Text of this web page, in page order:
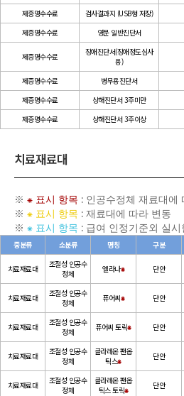
제증명수수료 검사결과지 (USB형 저장)
제증명수수료
영문 일반진단서
제증명수수료
장애진단서(장애정도심사
용)
제증명수수료 병무용진단서
제증명수수료
상해진단서 3주미만
제증명수수료
상해진단서 3주이상
치료재료대
※ ⁕ 표시 항목 : 인공수정체 재료대에
※ ⁕ 표시 항목 : 재료대에 따라 변동
※ ⁕ 표시 항목 : 급여 인정기준외 실
중분류 소분류 명칭 구분
치료재료대
조절성 인공수
정체
엘라나⁕ 단안
치료재료대
조절성 인공수
정체
퓨어씨⁕ 단안
치료재료대
조절성 인공수
정체
퓨어씨 토릭⁕ 단안
치료재료대
조절성 인공수
정체
클라레온 팬옵
틱스⁕ 단안
치료재료대
조절성 인공수
정체
클라레온 팬옵
틱스 토릭⁕ 단안